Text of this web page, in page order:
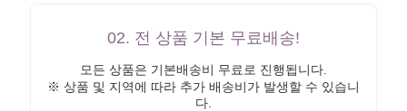
02. 전 상품 기본 무료배송!
모든 상품은 기본배송비 무료로 진행됩니다.
※ 상품 및 지역에 따라 추가 배송비가 발생할 수 있습니
다.